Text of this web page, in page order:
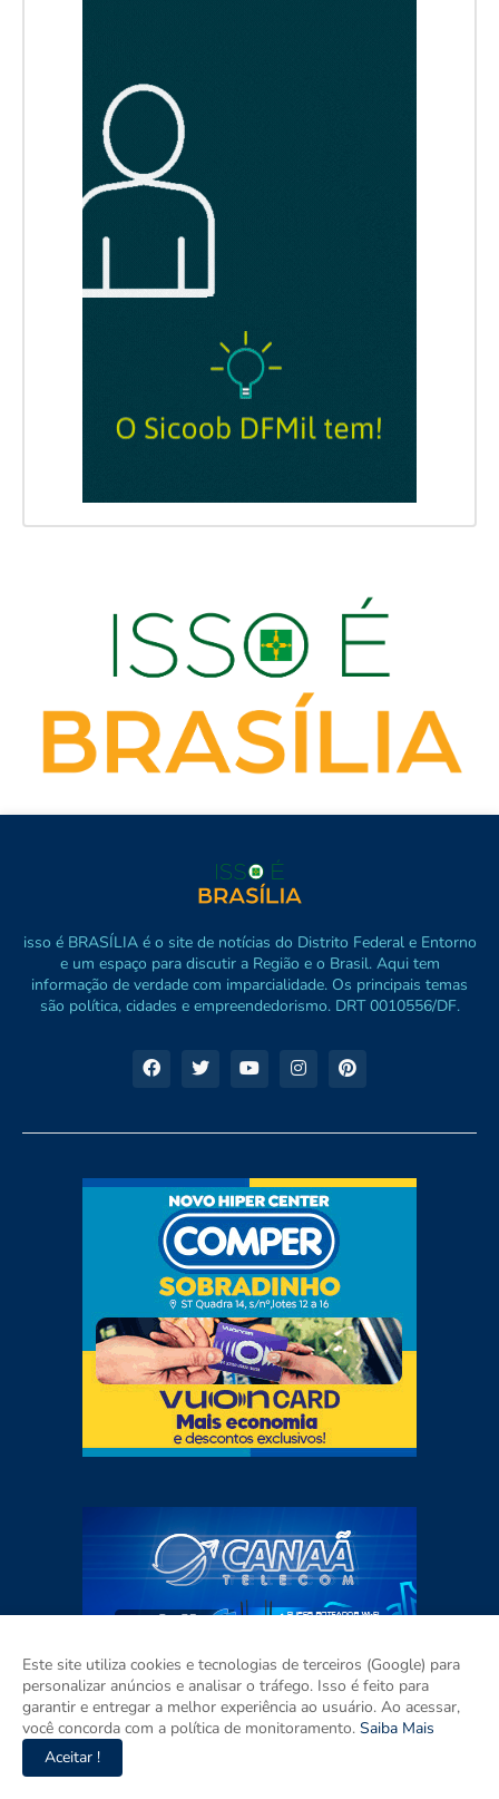
isso é BRASÍLIA é o site de notícias do Distrito Federal e Entorno
e um espaço para discutir a Região e o Brasil. Aqui tem
informação de verdade com imparcialidade. Os principais temas
são política, cidades e empreendedorismo. DRT 0010556/DF.
Este site utiliza cookies e tecnologias de terceiros (Google) para
personalizar anúncios e analisar o tráfego. Isso é feito para
garantir e entregar a melhor experiência ao usuário. Ao acessar,
você concorda com a política de monitoramento. Saiba Mais
Aceitar !